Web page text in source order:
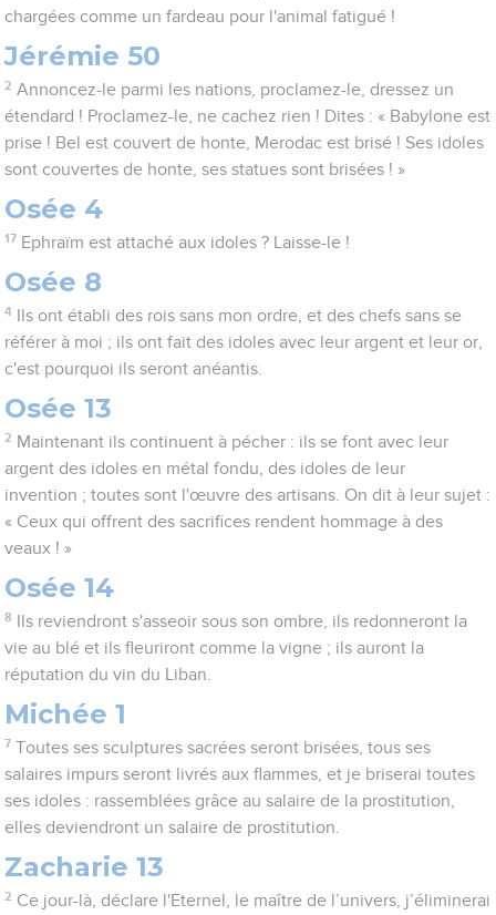
chargées comme un fardeau pour l'animal fatigué !
Jérémie 50
2 Annoncez-le parmi les nations, proclamez-le, dressez un
étendard ! Proclamez-le, ne cachez rien ! Dites : « Babylone est
prise ! Bel est couvert de honte, Merodac est brisé ! Ses idoles
sont couvertes de honte, ses statues sont brisées ! »
Osée 4
17 Ephraïm est attaché aux idoles ? Laisse-le !
Osée 8
4
Ils ont établi des rois sans mon ordre, et des chefs sans se
référer à moi ; ils ont fait des idoles avec leur argent et leur or,
c'est pourquoi ils seront anéantis.
Osée 13
2 Maintenant ils continuent à pécher : ils se font avec leur
argent des idoles en métal fondu, des idoles de leur
invention ; toutes sont l'œuvre des artisans. On dit à leur sujet :
« Ceux qui offrent des sacrifices rendent hommage à des
veaux ! »
Osée 14
8
Ils reviendront s'asseoir sous son ombre, ils redonneront la
vie au blé et ils fleuriront comme la vigne ; ils auront la
réputation du vin du Liban.
Michée 1
7 Toutes ses sculptures sacrées seront brisées, tous ses
salaires impurs seront livrés aux flammes, et je briserai toutes
ses idoles : rassemblées grâce au salaire de la prostitution,
elles deviendront un salaire de prostitution.
Zacharie 13
2 Ce jour-là, déclare l'Eternel, le maître de l’univers, j’éliminerai